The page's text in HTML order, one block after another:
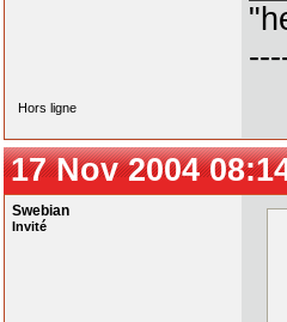
Hors ligne
17 Nov 2004
Swebian
Invité